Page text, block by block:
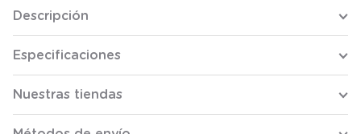
Descripción
Especificaciones
Nuestras tiendas